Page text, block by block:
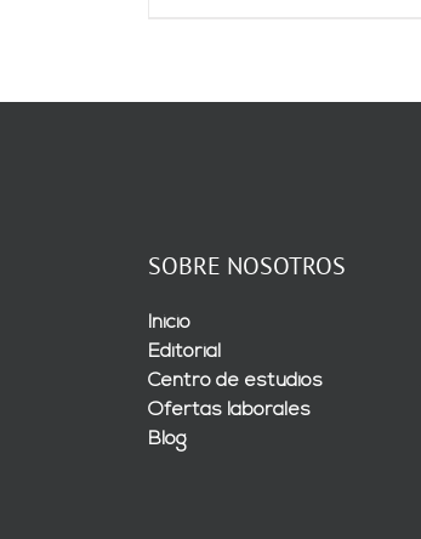
SOBRE NOSOTROS
Inicio
Editorial
Centro de estudios
Ofertas laborales
Blog